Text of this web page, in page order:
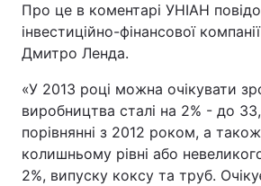
Про це в коментарі УНІАН
інвестиційно-фінансової
Дмитро Ленда.
«У 2013 році можна очікувати
виробництва сталі на 2% - до
порівнянні з 2012 роком, а
колишньому рівні або
2%, випуску коксу та труб.